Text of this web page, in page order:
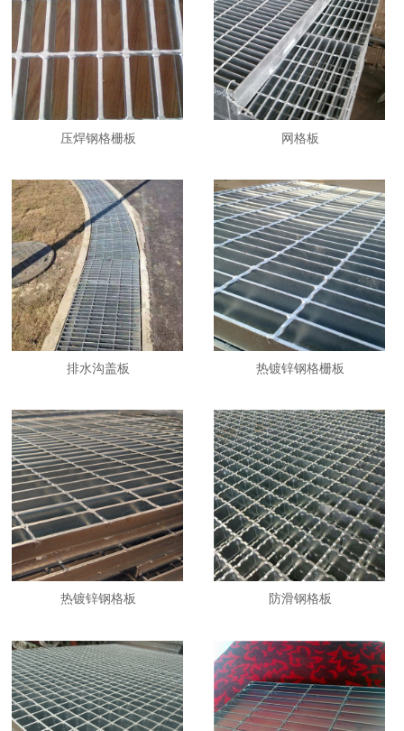
压焊钢格栅板 网格板
排水沟盖板 热镀锌钢格栅板
热镀锌钢格板 防滑钢格板